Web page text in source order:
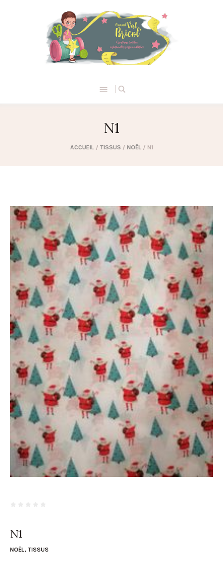
N1
ACCUEIL / TISSUS / NOËL / N1
N1
NOËL, TISSUS